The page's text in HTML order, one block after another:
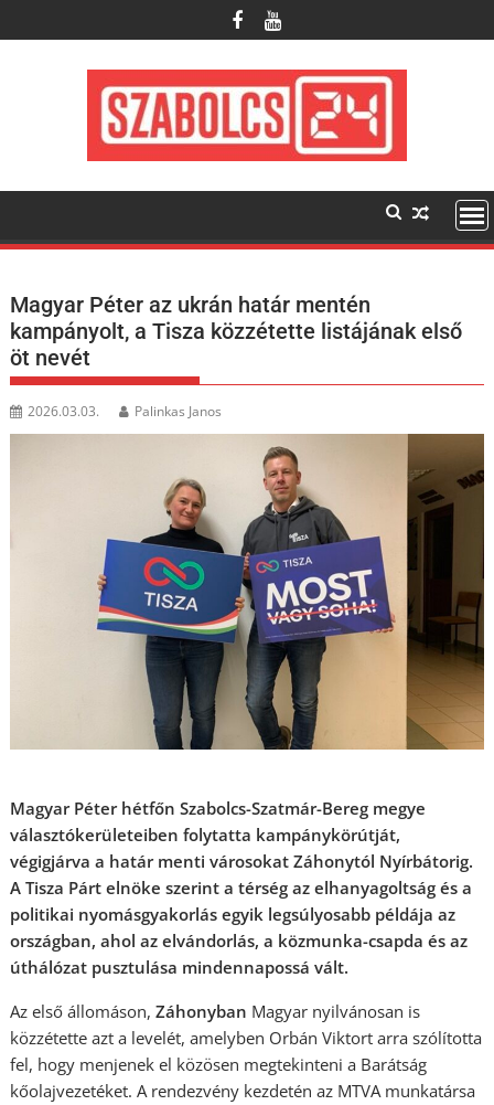
to
Magyar Péter az ukrán határ mentén
kampányolt, a Tisza közzétette listájának első
öt nevét
2026.03.03. Palinkas Janos
Magyar Péter hétfőn Szabolcs-Szatmár-Bereg megye
választókerületeiben folytatta kampánykörútját,
végigjárva a határ menti városokat Záhonytól Nyírbátorig.
A Tisza Párt elnöke szerint a térség az elhanyagoltság és a
politikai nyomásgyakorlás egyik legsúlyosabb példája az
országban, ahol az elvándorlás, a közmunka-csapda és az
úthálózat pusztulása mindennapossá vált.
Az első állomáson,Záhonyban Magyar nyilvánosan is
közzétette azt a levelét, amelyben Orbán Viktort arra szólította
fel, hogy menjenek el közösen megtekinteni a Barátság
kőolajvezetéket. A rendezvény kezdetén az MTVA munkatársa